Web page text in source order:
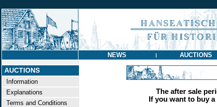
NEWS | AUCTIONS
AUCTIONS
Information
Explanations
Terms and Conditions
The after sale
If you want to buy